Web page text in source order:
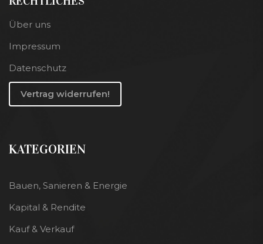
Über uns
Impressum
Datenschutz
Vertrag widerrufen!
KATEGORIEN
Bauen, Sanieren & Energie
Kapital & Rendite
Kauf & Verkauf